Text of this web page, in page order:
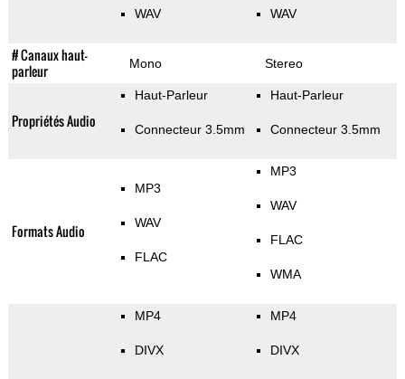
WAV WAV
# Canaux haut-
parleur
Mono Stereo
Propriétés Audio
Haut-Parleur
Connecteur 3.5mm
Haut-Parleur
Connecteur 3.5mm
Formats Audio
MP3
WAV
FLAC
MP3
WAV
FLAC
WMA
MP4
DIVX
MP4
DIVX